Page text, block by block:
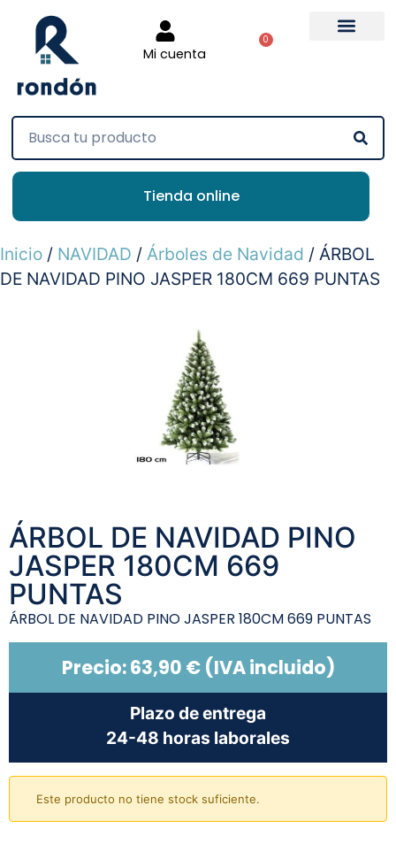
Mi cuenta
0
Tienda online
Inicio / NAVIDAD / Árboles de Navidad / ÁRBOL
DE NAVIDAD PINO JASPER 180CM 669 PUNTAS
ÁRBOL DE NAVIDAD PINO
JASPER 180CM 669
PUNTAS
ÁRBOL DE NAVIDAD PINO JASPER 180CM 669 PUNTAS
Precio:63,90 €(IVA incluido)
Plazo de entrega
24-48 horas laborales
Este producto no tiene stock suficiente.